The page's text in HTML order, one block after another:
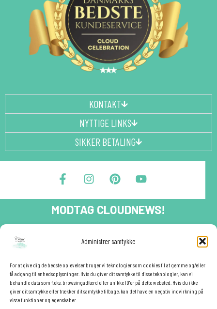
Administrer samtykke
For at give dig de bedste oplevelser bruger vi teknologier som cookies til at gemme og/eller
få adgang til enhedsoplysninger. Hvis du giver dit samtykke til disse teknologier, kan vi
behandle data som f.eks. browsingadfærd eller unikke ID'er på dette websted. Hvis du ikke
giver dit samtykke eller trækker dit samtykke tilbage, kan det have en negativ indvirkning på
visse funktioner og egenskaber.
KONTAKT
NYTTIGE LINKS
SIKKER BETALING
a
c
e
b
o
f
n
s
t
a
g
a
i
n
t
e
r
s
o
t
u
b
MODTAG CLOUDNEWS!
festinspiration direkte i din indbakke.🎉
Fornavn
E-mail